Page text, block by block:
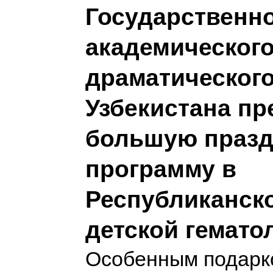
Узбекистана
большую
программу в
детской
Особенным